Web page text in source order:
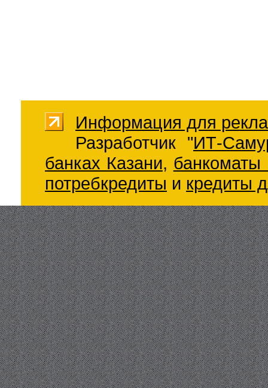
Информация для
Разработчик "ИТ-
банках Казани, банкоматы
потребкредиты и кредиты